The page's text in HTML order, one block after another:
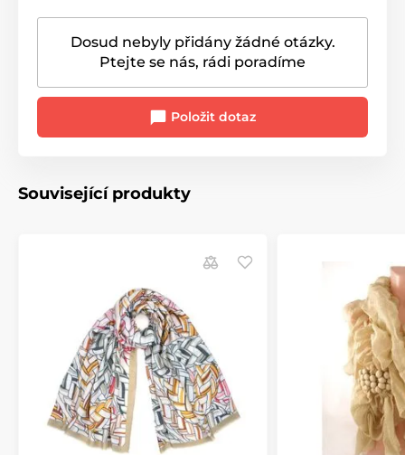
Dosud nebyly přidány žádné otázky.
Ptejte se nás, rádi poradíme
Položit dotaz
Související produkty